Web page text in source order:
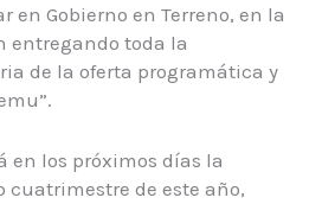
en Gobierno en Terreno, en la
entregando toda la
de la oferta programática y
en los próximos días la
de este año,